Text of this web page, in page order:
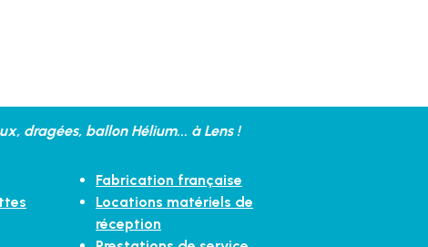
dragées, ballon Hélium... à Lens !
Fabrication française
Locations matériels de
réception